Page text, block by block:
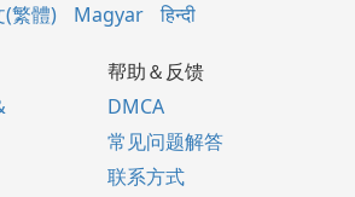
(繁體)
Magyar हिन्दी
帮助＆反馈
DMCA
常见问题解答
联系方式